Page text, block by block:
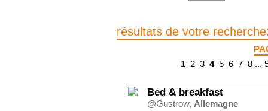
résultats de votre
1 2 3 4 5 6 7 8 ...
Bed & breakfast
@Gustrow, Allemagne